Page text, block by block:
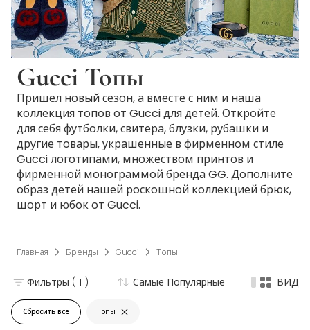
Gucci Топы
Пришел новый сезон, а вместе с ним и наша
коллекция топов от Gucci для детей. Откройте
для себя футболки, свитера, блузки, рубашки и
другие товары, украшенные в фирменном стиле
Gucci логотипами, множеством принтов и
фирменной монограммой бренда GG. Дополните
образ детей нашей роскошной коллекцией брюк,
шорт и юбок от Gucci.
Главная Бренды Gucci Топы
Сбросить все Топы
Фильтры ( 1 ) Самые Популярные ВИД